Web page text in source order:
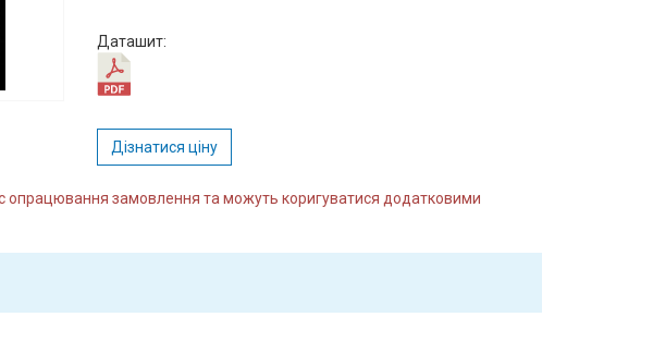
Даташит:
Дізнатися ціну
опрацювання замовлення та можуть коригуватися додатковими